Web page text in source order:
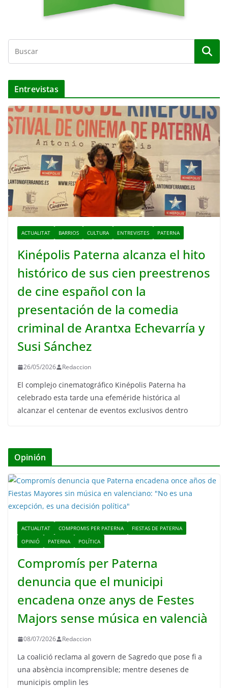
Entrevistas
ACTUALITAT BARRIOS CULTURA ENTREVISTES PATERNA
Kinépolis Paterna alcanza el hito
histórico de sus cien preestrenos
de cine español con la
presentación de la comedia
criminal de Arantxa Echevarría y
Susi Sánchez
26/05/2026 Redaccion
El complejo cinematográfico Kinépolis Paterna ha
celebrado esta tarde una efeméride histórica al
alcanzar el centenar de eventos exclusivos dentro
Opinión
ACTUALITAT COMPROMIS PER PATERNA
FIESTAS DE PATERNA
OPINIÓ
PATERNA POLÍTICA
Compromís per Paterna
denuncia que el municipi
encadena onze anys de Festes
Majors sense música en valencià
08/07/2026 Redaccion
La coalició reclama al govern de Sagredo que pose fi a
una absència incomprensible; mentre desenes de
municipis omplin les